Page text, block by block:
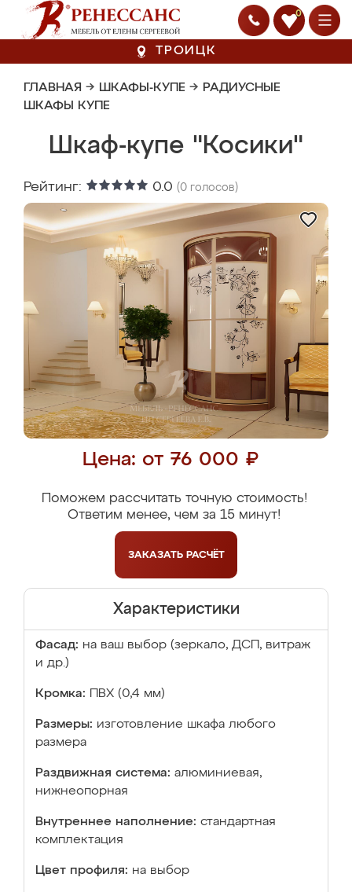
0
ТРОИЦК
ГЛАВНАЯ → ШКАФЫ-КУПЕ → РАДИУСНЫЕ
ШКАФЫ КУПЕ
Шкаф-купе "Косики"
Рейтинг: 0.0 (0 голосов)
Цена: от 76 000 ₽
Поможем рассчитать точную стоимость!
Ответим менее, чем за 15 минут!
ЗАКАЗАТЬ РАСЧЁТ
Характеристики
Фасад: на ваш выбор (зеркало, ДСП, витраж
и др.)
Кромка: ПВХ (0,4 мм)
Размеры: изготовление шкафа любого
размера
Раздвижная система: алюминиевая,
нижнеопорная
Внутреннее наполнение: стандартная
комплектация
Цвет профиля: на выбор